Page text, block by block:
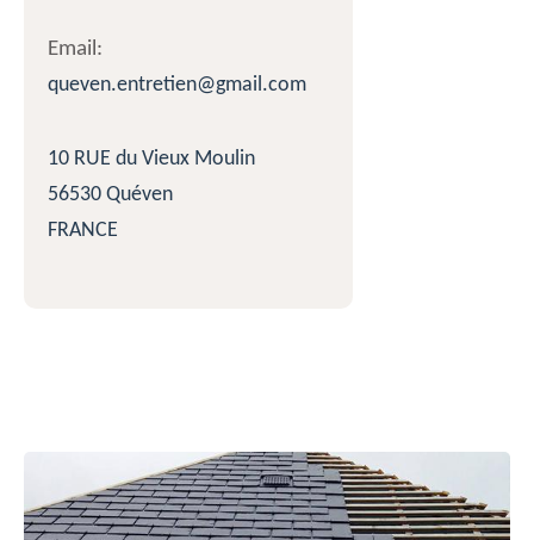
Email:
queven.entretien@gmail.com
10 RUE du Vieux Moulin
56530 Quéven
FRANCE